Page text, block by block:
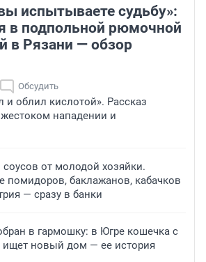
испытываете судьбу»:
в подпольной рюмочной
в Рязани — обзор
Обсудить
и облил кислотой». Рассказ
нападении и
от молодой хозяйки.
помидоров, баклажанов, кабачков
— сразу в банки
в гармошку: в Югре кошечка с
ищет новый дом — ее история